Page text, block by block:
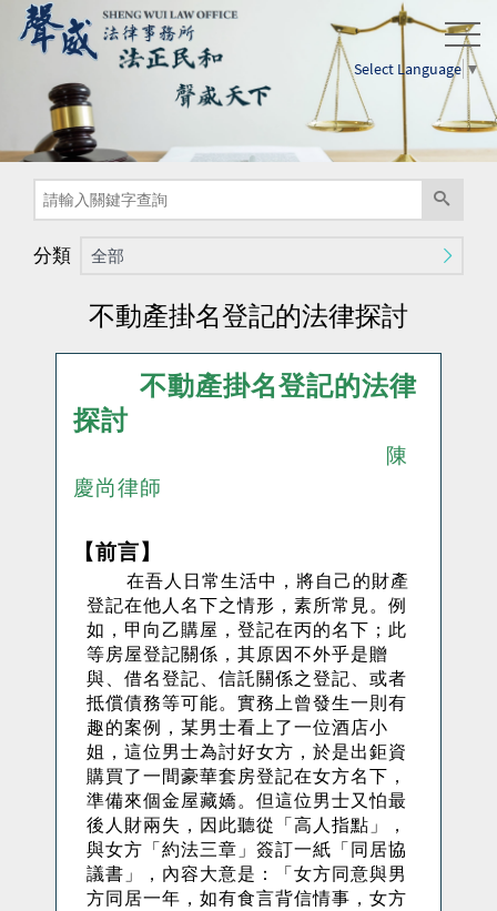
Select Language ▼
分類 全部
不動產掛名登記的法律探討
不動產掛名登記的法律
探討
陳
慶尚律師
【前言】
在吾人日常生活中，將自己的財產
登記在他人名下之情形，素所常見。例
如，甲向乙購屋，登記在丙的名下；此
等房屋登記關係，其原因不外乎是贈
與、借名登記、信託關係之登記、或者
抵償債務等可能。實務上曾發生一則有
趣的案例，某男士看上了一位酒店小
姐，這位男士為討好女方，於是出鉅資
購買了一間豪華套房登記在女方名下，
準備來個金屋藏嬌。但這位男士又怕最
後人財兩失，因此聽從「高人指點」，
與女方「約法三章」簽訂一紙「同居協
議書」，內容大意是：「女方同意與男
方同居一年，如有食言背信情事，女方